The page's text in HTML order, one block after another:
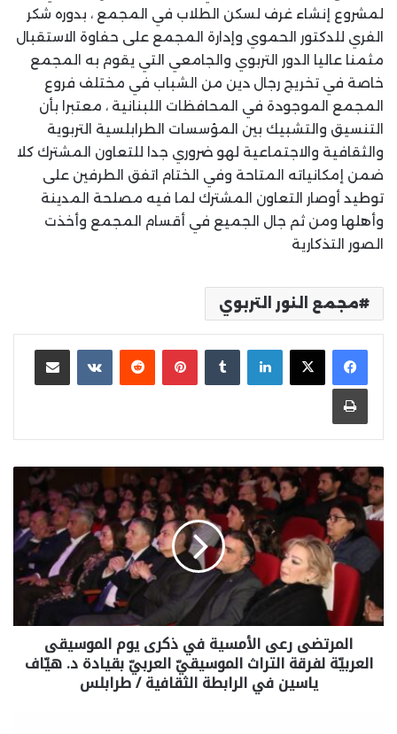
لمشروع إنشاء غرف لسكن الطلاب في المجمع ، بدوره شكر
الفري للدكتور الحموي وإدارة المجمع على حفاوة الاستقبال
مثمنا عاليا الدور التربوي والجامعي التي يقوم به المجمع
خاصة في تخريج رجال دين من الشباب في مختلف فروع
المجمع الموجودة في المحافظات اللبنانية ، معتبرا بأن
التنسيق والتشبيك بين المؤسسات الطرابلسية التربوية
والثقافية والاجتماعية لهو ضروري جدا للتعاون المشترك كلا
ضمن إمكانياته المتاحة وفي الختام اتفق الطرفين على
توطيد أوصار التعاون المشترك لما فيه مصلحة المدينة
وأهلها ومن ثم جال الجميع في أقسام المجمع وأخذت
الصور التذكارية
مجمع النور التربوي
لينكدإن بينتيريست مشاركة عبر البريد
طباعة
المرتضى رعى الأمسية في ذكرى يوم الموسيقى
العربيّة لفرقة التراث الموسيقيّ العربيّ بقيادة د. هيّاف
ياسين في الرابطة الثقافية / طرابلس